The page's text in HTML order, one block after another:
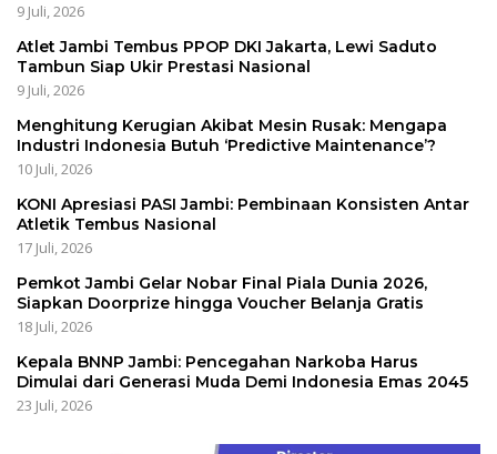
9 Juli, 2026
Atlet Jambi Tembus PPOP DKI Jakarta, Lewi Saduto
Tambun Siap Ukir Prestasi Nasional
9 Juli, 2026
Menghitung Kerugian Akibat Mesin Rusak: Mengapa
Industri Indonesia Butuh ‘Predictive Maintenance’?
10 Juli, 2026
KONI Apresiasi PASI Jambi: Pembinaan Konsisten Antar
Atletik Tembus Nasional
17 Juli, 2026
Pemkot Jambi Gelar Nobar Final Piala Dunia 2026,
Siapkan Doorprize hingga Voucher Belanja Gratis
18 Juli, 2026
Kepala BNNP Jambi: Pencegahan Narkoba Harus
Dimulai dari Generasi Muda Demi Indonesia Emas 2045
23 Juli, 2026